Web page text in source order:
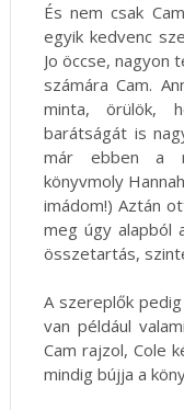
És nem csak
egyik kedvenc
Jo öccse,
számára Cam.
minta, örülök,
barátságát is
már ebben a
könyvmoly
imádom!) Aztán
meg úgy alapból
összetartás,
A szereplők
van például
Cam rajzol, Cole
mindig bújja a